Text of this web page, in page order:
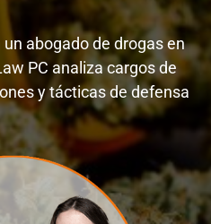
abogado de drogas en
PC analiza cargos de
y tácticas de defensa